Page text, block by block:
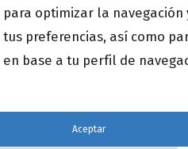
Reforma Laboral RGPD
Servicios IT
¡Contacta
para optimizar la
tus preferencias, así como
en base a tu perfil de
Aceptar